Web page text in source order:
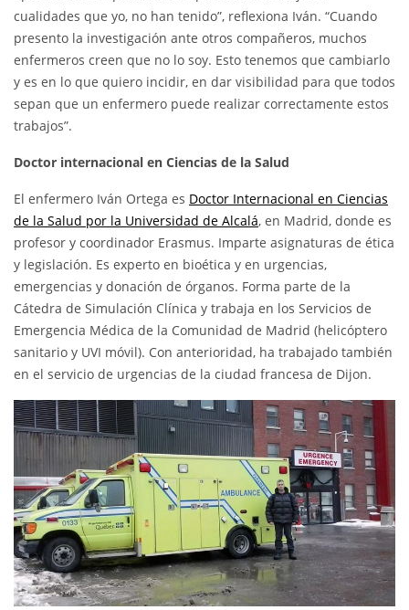
cualidades que yo, no han tenido”, reflexiona Iván. “Cuando
presento la investigación ante otros compañeros, muchos
enfermeros creen que no lo soy. Esto tenemos que cambiarlo
y es en lo que quiero incidir, en dar visibilidad para que todos
sepan que un enfermero puede realizar correctamente estos
trabajos”.
Doctor internacional en Ciencias de la Salud
El enfermero Iván Ortega es Doctor Internacional en Ciencias
de la Salud por la Universidad de Alcalá, en Madrid, donde es
profesor y coordinador Erasmus. Imparte asignaturas de ética
y legislación. Es experto en bioética y en urgencias,
emergencias y donación de órganos. Forma parte de la
Cátedra de Simulación Clínica y trabaja en los Servicios de
Emergencia Médica de la Comunidad de Madrid (helicóptero
sanitario y UVI móvil). Con anterioridad, ha trabajado también
en el servicio de urgencias de la ciudad francesa de Dijon.